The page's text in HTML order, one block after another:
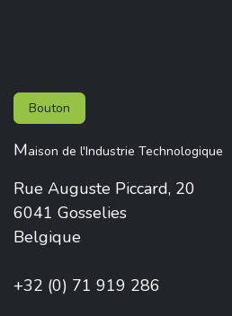
Bouton
Maison de l'Industrie Technologique
Rue Auguste Piccard, 20
6041 Gosselies
Belgique
+32 (0) 71 919 286